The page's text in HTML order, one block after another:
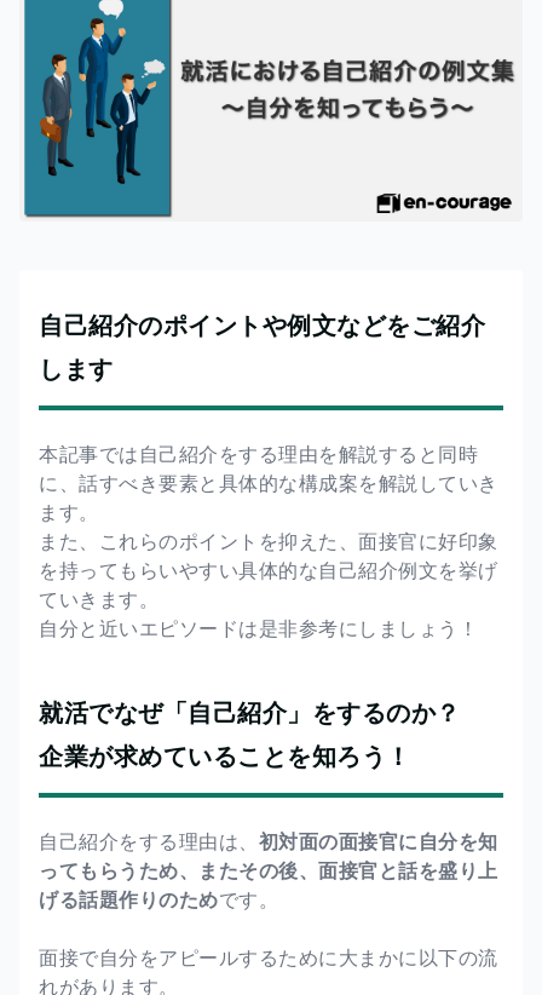
自己紹介のポイントや例文などをご紹介
します
本記事では自己紹介をする理由を解説すると同時
に、話すべき要素と具体的な構成案を解説していき
ます。
また、これらのポイントを抑えた、面接官に好印象
を持ってもらいやすい具体的な自己紹介例文を挙げ
ていきます。
自分と近いエピソードは是非参考にしましょう！
就活でなぜ「自己紹介」をするのか？
企業が求めていることを知ろう！
自己紹介をする理由は、 初対面の面接官に自分を知
ってもらうため、またその後、面接官と話を盛り上
げる話題作りのためです。
面接で自分をアピールするために大まかに以下の流
れがあります。